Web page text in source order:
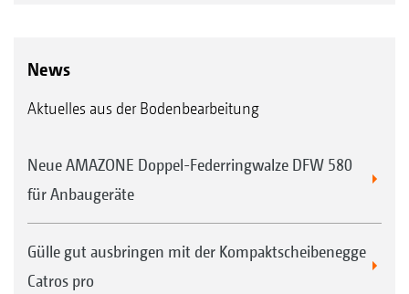
News
Aktuelles aus der Bodenbearbeitung
Neue AMAZONE Doppel-Federringwalze DFW 580
für Anbaugeräte
Gülle gut ausbringen mit der Kompaktscheibenegge
Catros pro